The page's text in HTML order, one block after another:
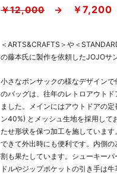
￥12,000 → ￥7,200
＜ARTS&CRAFTS＞や＜
の藤本氏に製作を依頼したJOJOサ
小さなボンサックの様なデザイン
のバッグは、往年のレトロアウト
ました。メインにはアウトドアの
ン40%) とメッシュ生地を採用して
たせ形状を保つ加工を施していま
できて外出時にも便利です。内側
割も果たしています。シューキー
ドルやジップポケットの引き手は牛